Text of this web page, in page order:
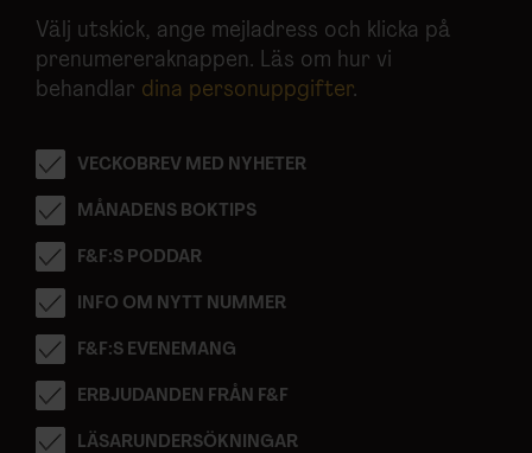
Välj utskick, ange mejladress och klicka på
prenumereraknappen. Läs om hur vi
behandlar dina personuppgifter.
VECKOBREV MED NYHETER
MÅNADENS BOKTIPS
F&F:S PODDAR
INFO OM NYTT NUMMER
F&F:S EVENEMANG
ERBJUDANDEN FRÅN F&F
LÄSARUNDERSÖKNINGAR